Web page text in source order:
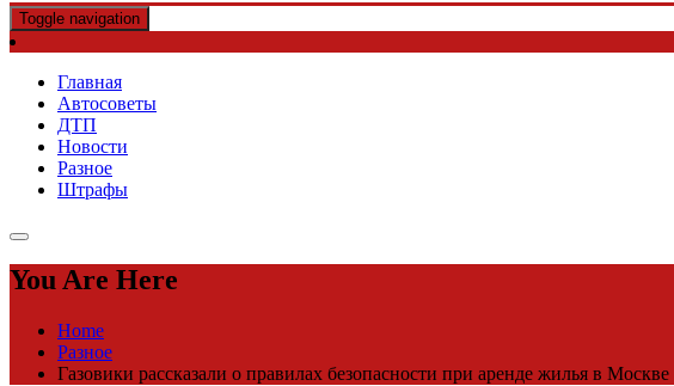
Toggle navigation
Главная
Автосоветы
ДТП
Новости
Разное
Штрафы
You Are Here
Home
Разное
Газовики рассказали о правилах безопасности при аренде жилья в